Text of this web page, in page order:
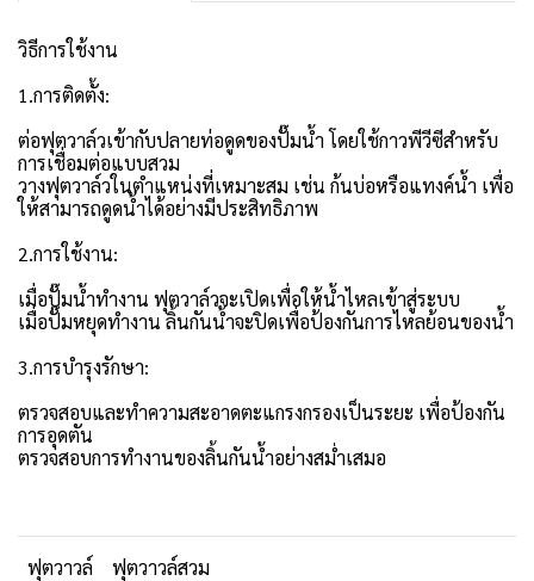
วิธีการใช้งาน
1.การติดตั้ง:
ต่อฟุตวาล์วเข้ากับปลายท่อดูดของปั๊มน้ำ โดยใช้กาวพีวีซีสำหรับ
การเชื่อมต่อแบบสวม
วางฟุตวาล์วในตำแหน่งที่เหมาะสม เช่น ก้นบ่อหรือแทงค์น้ำ เพื่อ
ให้สามารถดูดน้ำได้อย่างมีประสิทธิภาพ
2.การใช้งาน:
เมื่อปั๊มน้ำทำงาน ฟุตวาล์วจะเปิดเพื่อให้น้ำไหลเข้าสู่ระบบ
เมื่อปั๊มหยุดทำงาน ลิ้นกันน้ำจะปิดเพื่อป้องกันการไหลย้อนของน้ำ
3.การบำรุงรักษา:
ตรวจสอบและทำความสะอาดตะแกรงกรองเป็นระยะ เพื่อป้องกัน
การอุดตัน
ตรวจสอบการทำงานของลิ้นกันน้ำอย่างสม่ำเสมอ
ฟุตวาวล์ ฟุตวาวล์สวม